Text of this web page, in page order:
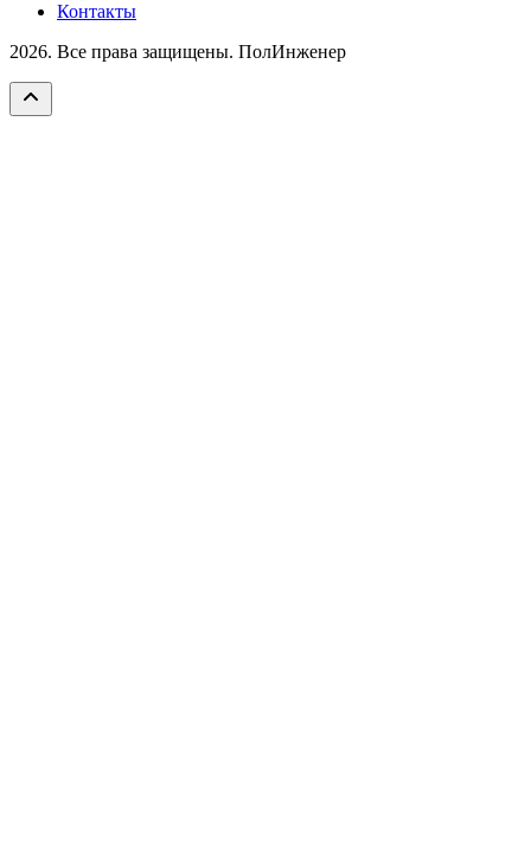
Контакты
2026. Все права защищены. ПолИнженер